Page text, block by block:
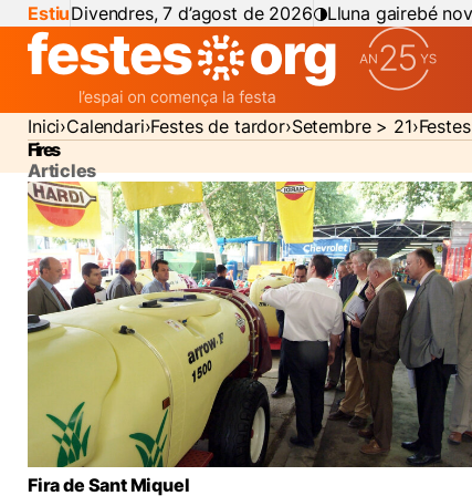
EstiuDivendres, 7 d’agost de 2026 Lluna gairebé
Inici Calendari Festes de tardor Setembre > 21
Fires
Articles
Fira de Sant Miquel